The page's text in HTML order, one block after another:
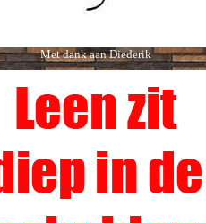
Met dank aan Diederik